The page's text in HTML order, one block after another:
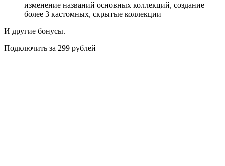
изменение названий основных коллекций, создание
более 3 кастомных, скрытые коллекции
И другие бонусы.
Подключить за 299 рублей